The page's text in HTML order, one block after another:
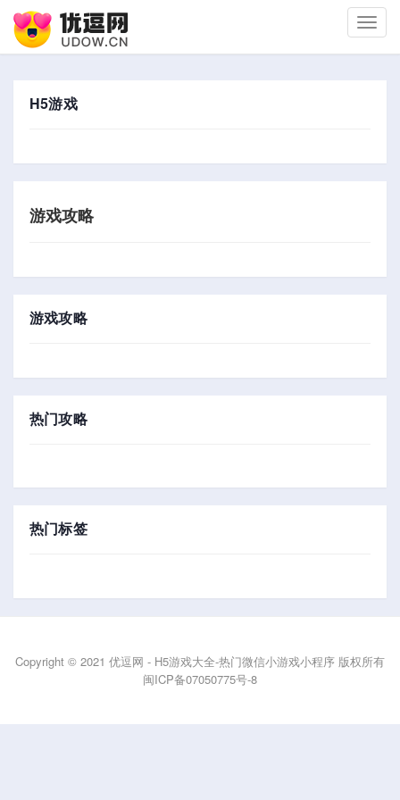
切
换
H5游戏
游戏攻略
游戏攻略
热门攻略
热门标签
Copyright © 2021 优逗网 - H5游戏大全-热门微信小游戏小程序 版权所有
闽ICP备07050775号-8